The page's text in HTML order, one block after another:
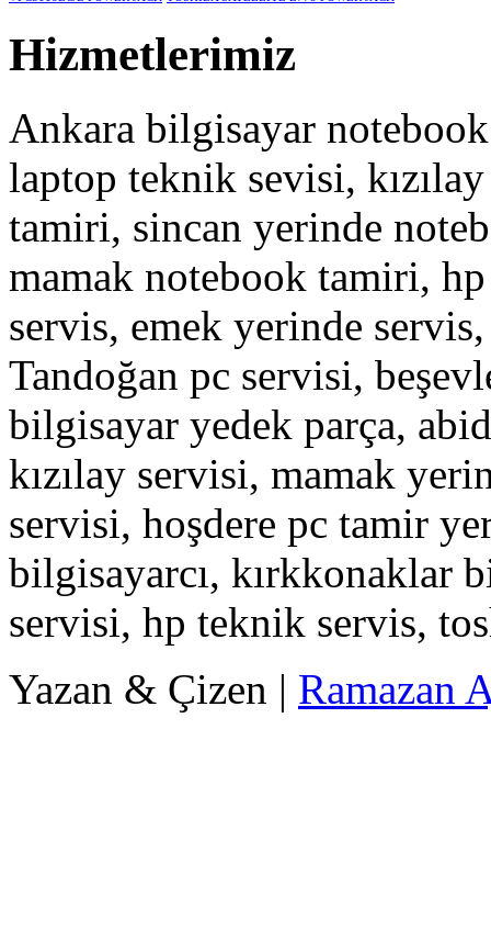
Hizmetlerimiz
Ankara bilgisayar
laptop teknik sevisi,
tamiri, sincan yerinde
mamak notebook tamiri,
servis, emek yerinde
Tandoğan pc servisi,
bilgisayar yedek parça,
kızılay servisi, mamak
servisi, hoşdere pc tamir
bilgisayarcı, kırkkonaklar
servisi, hp teknik servis,
Yazan & Çizen | Ramazan